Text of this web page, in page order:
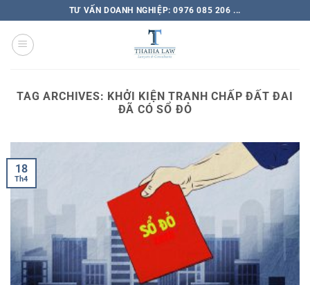
TƯ VẤN DOANH NGHIỆP: 0976 085 206 ...
TAG ARCHIVES: KHỞI KIỆN TRANH CHẤP ĐẤT ĐAI
ĐÃ CÓ SỔ ĐỎ
18
Th4